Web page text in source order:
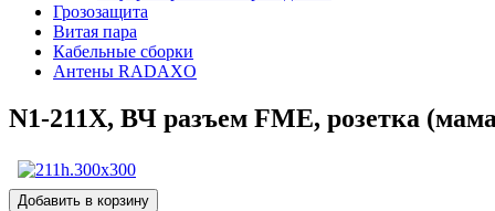
Грозозащита
Витая пара
Кабельные сборки
Антены RADAXO
N1-211X, ВЧ разъем FME, розетка